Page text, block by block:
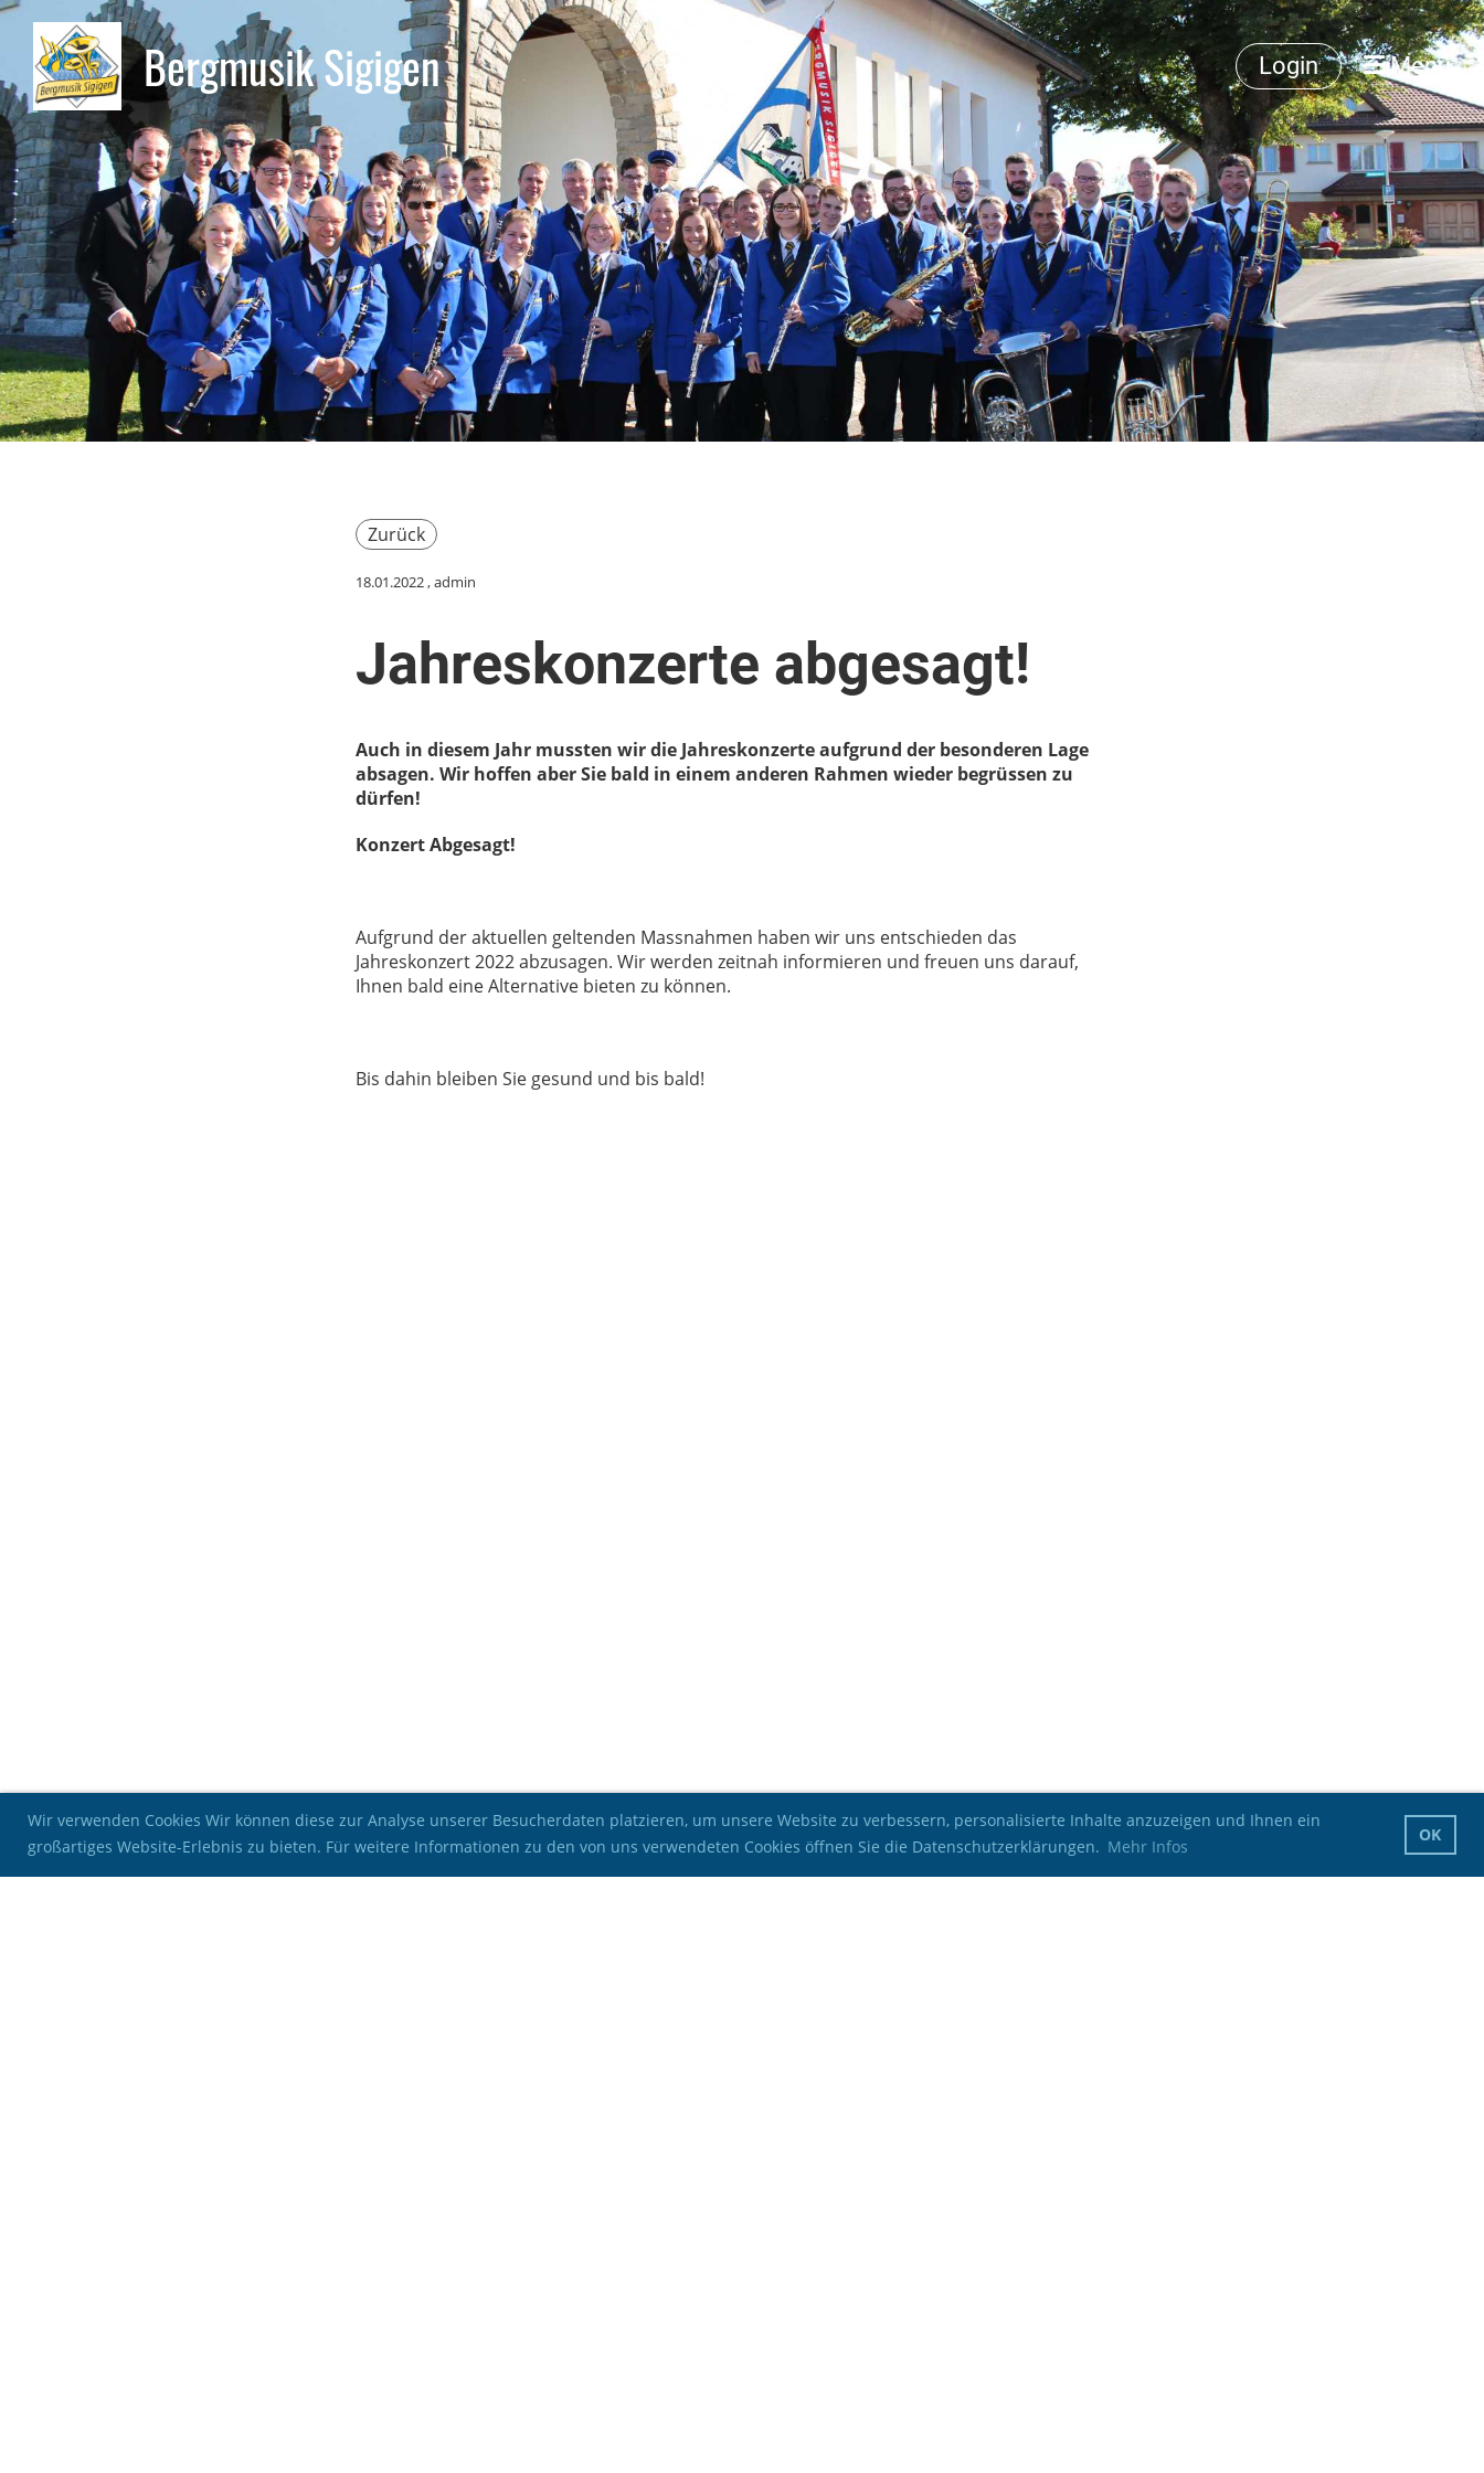
Wir verwenden Cookies Wir können diese zur Analyse unserer Besucherdaten platzieren, um unsere Website zu verbessern, personalisierte Inhalte anzuzeigen und Ihnen ein
großartiges Website-Erlebnis zu bieten. Für weitere Informationen zu den von uns verwendeten Cookies öffnen Sie die Datenschutzerklärungen. Mehr Infos
OK
Bergmusik Sigigen Login Menü
Zurück
18.01.2022, admin
Jahreskonzerte abgesagt!
Auch in diesem Jahr mussten wir die Jahreskonzerte aufgrund der besonderen Lage
absagen. Wir hoffen aber Sie bald in einem anderen Rahmen wieder begrüssen zu
dürfen!
Konzert Abgesagt!
Aufgrund der aktuellen geltenden Massnahmen haben wir uns entschieden das
Jahreskonzert 2022 abzusagen. Wir werden zeitnah informieren und freuen uns darauf,
Ihnen bald eine Alternative bieten zu können.
Bis dahin bleiben Sie gesund und bis bald!